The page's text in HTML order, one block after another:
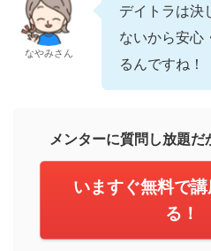
なやみさん
デイトラは決
ないから安心
るんですね！
メンターに質問し放題だ
いますぐ無料で
る！